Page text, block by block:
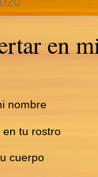
en
nombre
tu rostro
cuerpo